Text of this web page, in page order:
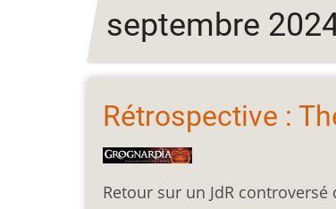
septembre
Rétrospective :
Retour sur un JdR